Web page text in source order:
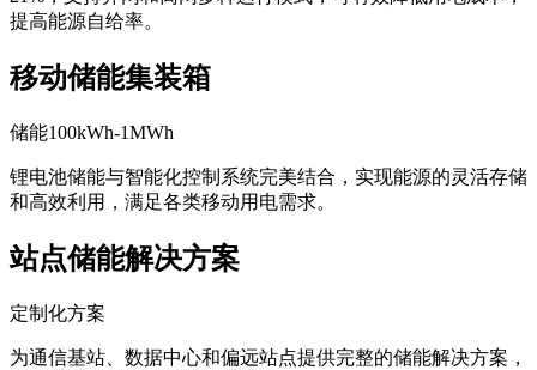
提高能源自给率。
移动储能集装箱
储能100kWh-1MWh
锂电池储能与智能化控制系统完美结合，实现能源的灵活存储
和高效利用，满足各类移动用电需求。
站点储能解决方案
定制化方案
为通信基站、数据中心和偏远站点提供完整的储能解决方案，